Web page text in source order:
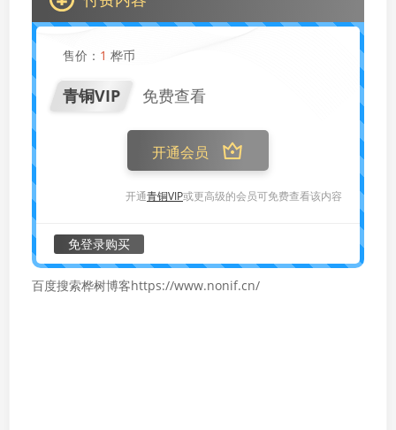
售价： 1 桦币
青铜VIP 免费查看
开通会员
开通青铜VIP或更高级的会员可免费查看该内容
免登录购买
百度搜索桦树博客https://www.nonif.cn/